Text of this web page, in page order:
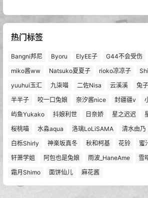
热门标签
Bangni邦尼 Byoru ElyEE子 G44不会受伤
miko酱ww
Natsuko夏夏子 rioko凉凉子
yuuhui玉汇
九柒喵 二佐Nisa 云溪溪
兔
半半子
咬一口兔娘 奈汐酱nice 封疆疆v
屿鱼Yukako
抖娘利世 日奈娇 星之迟迟
桜桃喵
水淼aqua 洛璃LoLiSAMA 清水由乃
白栎Shirly
神楽坂真冬 秋和柯基 花铃 蜜
轩萧学姐
阿包也是兔娘 雨波_HaneAme 雪
霜月Shimo
面饼仙儿 麻花酱